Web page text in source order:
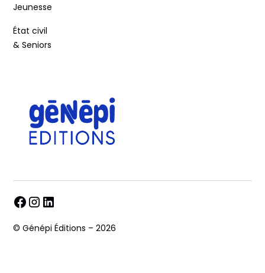
Jeunesse
État civil
& Seniors
© Génépi Éditions – 2026